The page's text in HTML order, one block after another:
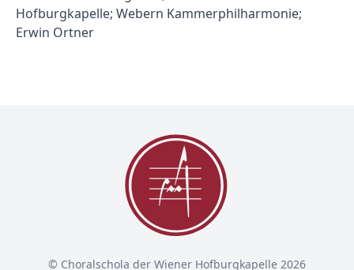
Hofburgkapelle; Webern Kammerphilharmonie;
Erwin Ortner
© Choralschola der Wiener Hofburgkapelle 2026